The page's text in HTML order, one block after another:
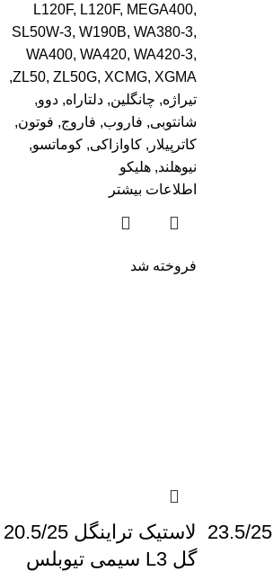
L120F, L120F, MEGA400,
SL50W-3, W190B, WA380-3,
WA400, WA420, WA420-3,
ZL50, ZL50G, XCMG, XGMA
,
تیراژه, چانگلین, دلتاراه, دوو,
شانتوبی, فاروب, فاروج, فوتون,
کاترپیلار , کاوازاکی, کوماتسو,
نیوهلند, هلیکو
اطلاعات بیشتر
لاستیک تراکینگ 23.5/25
فروخته شد
لاستیک تراینگل 20.5/25
گل L3 سیمی تیوبلس